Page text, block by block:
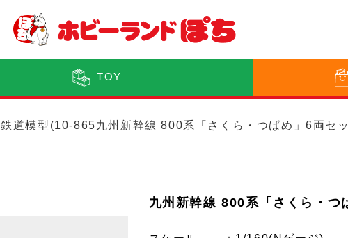
TOY
鉄道模型(10-865九州新幹線 800系「さくら・つばめ」6両セ
九州新幹線 800系「さくら・つ